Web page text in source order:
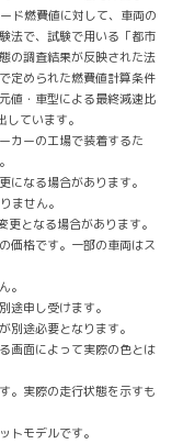
ド燃費値に対して、車両の
法で、試験で用いる「都市
の調査結果が反映された法
定められた燃費値計算条件
値・車型による最終減速比
ています。
カーの工場で装着するた
なる場合があります。
ません。
となる場合があります。
価格です。一部の車両はス
。
途申し受けます。
途必要となります。
画面によって実際の色とは
。実際の走行状態を示すも
トモデルです。